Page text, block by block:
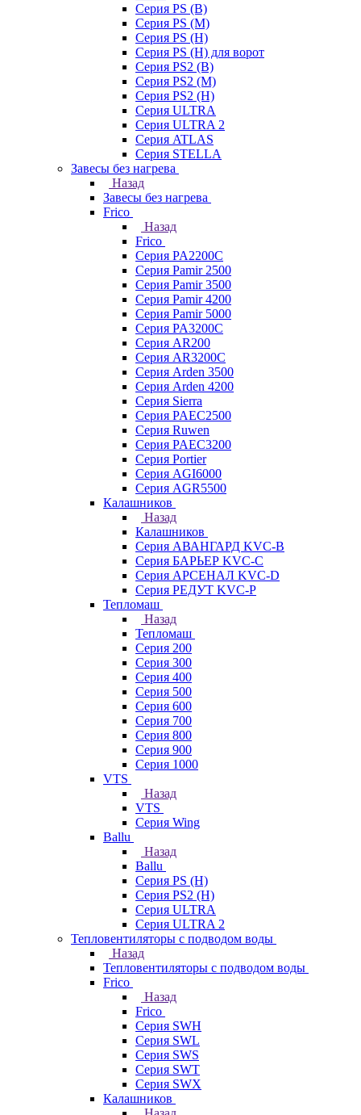
Серия PS (B)
Серия PS (M)
Серия PS (H)
Серия PS (H) для ворот
Серия PS2 (B)
Серия PS2 (M)
Серия PS2 (H)
Серия ULTRA
Серия ULTRA 2
Серия ATLAS
Серия STELLA
Завесы без нагрева
Назад
Завесы без нагрева
Frico
Назад
Frico
Серия PA2200C
Серия Pamir 2500
Серия Pamir 3500
Серия Pamir 4200
Серия Pamir 5000
Серия PA3200C
Серия AR200
Серия AR3200C
Серия Arden 3500
Серия Arden 4200
Серия Sierra
Серия PAEC2500
Серия Ruwen
Серия PAEC3200
Серия Portier
Серия AGI6000
Серия AGR5500
Калашников
Назад
Калашников
Серия АВАНГАРД KVC-B
Серия БАРЬЕР KVC-C
Серия АРСЕНАЛ KVC-D
Серия РЕДУТ KVC-P
Тепломаш
Назад
Тепломаш
Серия 200
Серия 300
Серия 400
Серия 500
Серия 600
Серия 700
Серия 800
Серия 900
Серия 1000
VTS
Назад
VTS
Серия Wing
Ballu
Назад
Ballu
Серия PS (H)
Серия PS2 (H)
Серия ULTRA
Серия ULTRA 2
Тепловентиляторы с подводом воды
Назад
Тепловентиляторы с подводом воды
Frico
Назад
Frico
Серия SWH
Серия SWL
Серия SWS
Серия SWT
Серия SWX
Калашников